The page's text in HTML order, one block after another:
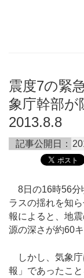
震度7の緊
象庁幹部が
2013.8.8
記事公開日：
8日の16時56分
ラスの揺れを知
報によると、地
源の深さが約60キ
しかし、気象庁
報」であったこ